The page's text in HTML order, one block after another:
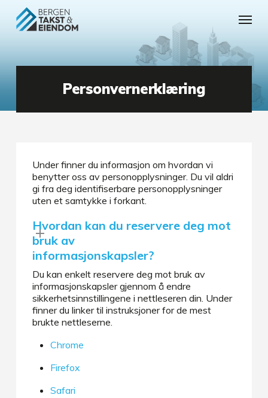
Menu
Personvernerklæring
Under finner du informasjon om hvordan vi
benytter oss av personopplysninger. Du vil aldri
gi fra deg identifiserbare personopplysninger
uten et samtykke i forkant.
Hvordan kan du reservere deg mot
bruk av
informasjonskapsler?
Du kan enkelt reservere deg mot bruk av
informasjonskapsler gjennom å endre
sikkerhetsinnstillingene i nettleseren din. Under
finner du linker til instruksjoner for de mest
brukte nettleserne.
Chrome
Firefox
Safari